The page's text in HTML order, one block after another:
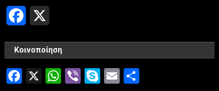
Facebook
Κοινοποίηση
Facebook
X WhatsApp
ViberSkype
Email